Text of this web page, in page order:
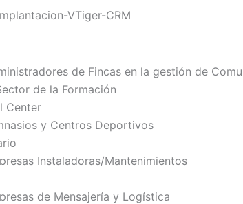
VTiger-CRM
de Fincas en la gestión de
de la Formación
Center
y Centros Deportivos
Instaladoras/Mantenimientos
de Mensajería y Logística